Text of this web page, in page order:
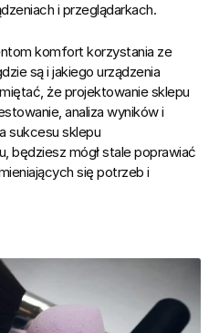
i przeglądarkach.
komfort korzystania ze
są i jakiego urządzenia
że projektowanie sklepu
analiza wyników i
sukcesu sklepu
będziesz mógł stale poprawiać
się potrzeb i